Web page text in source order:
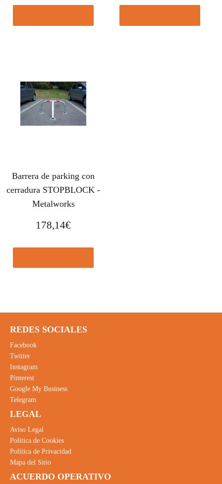
Barrera de parking con
cerradura STOPBLOCK -
Metalworks
178,14€
REDES SOCIALES
Facebook
Twitter
Instagram
Pinterest
Google My Business
Telegram
LEGAL
Aviso Legal
Política de Cookies
Política de Privacidad
Mapa del Sitio
ACUERDO OPERATIVO